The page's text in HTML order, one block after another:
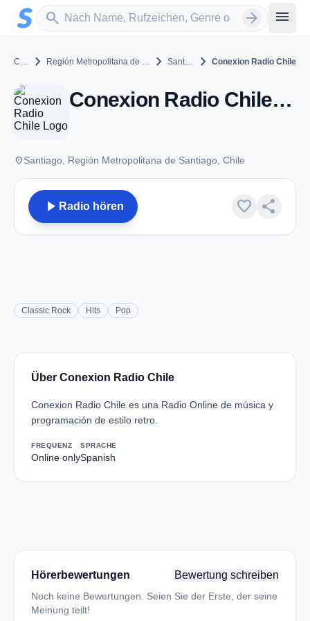
Zum Hauptinhalt springen
search
Sender suchen arrow_forward menu
Chile chevron_right Región Metropolitana de Santiago chevron_right Santiago chevron_right Conexion Radio Chile
Conexion Radio Chile - Santiago
placeSantiago, Región Metropolitana de Santiago, Chile
play_arrow Radio hören favorite share
Classic Rock Hits Pop
Über Conexion Radio Chile
Conexion Radio Chile es una Radio Online de música y
programación de estilo retro.
FREQUENZ
Online only
SPRACHE
Spanish
Hörerbewertungen Bewertung schreiben
Noch keine Bewertungen. Seien Sie der Erste, der seine
Meinung teilt!